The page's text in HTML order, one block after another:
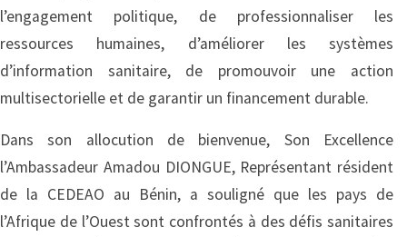
l’engagement politique, de professionnaliser les
ressources humaines, d’améliorer les systèmes
d’information sanitaire, de promouvoir une action
multisectorielle et de garantir un financement durable.
Dans son allocution de bienvenue, Son Excellence
l’Ambassadeur Amadou DIONGUE, Représentant résident
de la CEDEAO au Bénin, a souligné que les pays de
l’Afrique de l’Ouest sont confrontés à des défis sanitaires